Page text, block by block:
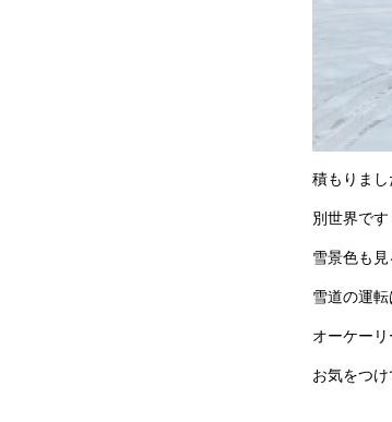
積もりまし
別世界です
雪景色も見
雪道の運
オーケーリ
お気をつけ